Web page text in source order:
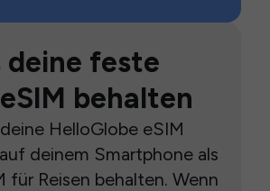
deine feste
behalten
HelloGlobe eSIM
deinem Smartphone als
für Reisen behalten. Wenn